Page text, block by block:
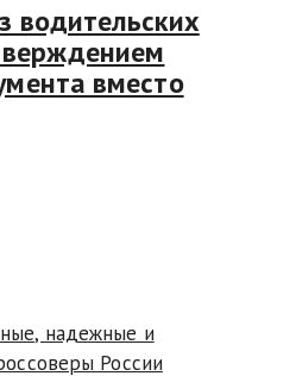
водительских
вместо